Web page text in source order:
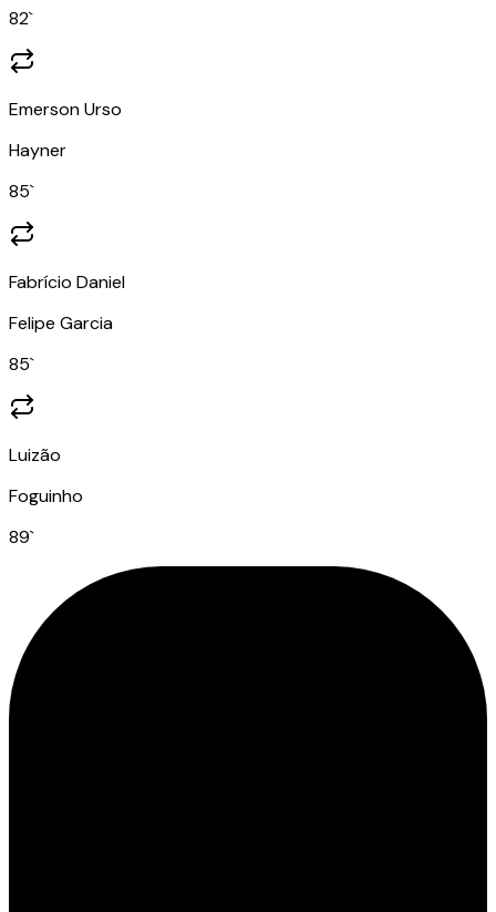
82`
Emerson Urso
Hayner
85`
Fabrício Daniel
Felipe Garcia
85`
Luizão
Foguinho
89`